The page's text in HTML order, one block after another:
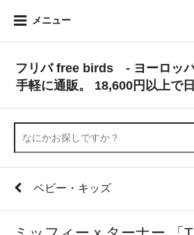
メニュー
フリバ free birds - ヨーロッ
手軽に通販。 18,600円以上で
ベビー・キッズ